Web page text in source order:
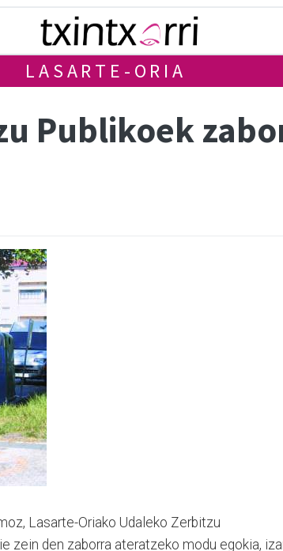
LASARTE-ORIA
Publikoek
Lasarte-Oriako Udaleko Zerbitzu
zein den zaborra ateratzeko modu egokia,